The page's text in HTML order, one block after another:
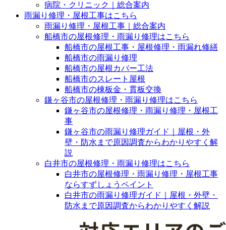
病院・クリニック｜総合案内
雨漏り修理・屋根工事はこちら
雨漏り修理・屋根工事｜総合案内
船橋市の屋根修理・雨漏り修理はこちら
船橋市の屋根工事・屋根修理・雨漏れ修繕
船橋市の雨漏り修理
船橋市の屋根カバー工法
船橋市のスレート屋根
船橋市の棟板金・貫板交換
鎌ヶ谷市の屋根修理・雨漏り修理はこちら
鎌ヶ谷市の屋根修理・雨漏り修理・屋根工
事
鎌ヶ谷市の雨漏り修理ガイド｜屋根・外
壁・防水まで原因調査からわかりやすく解
説
白井市の屋根修理・雨漏り修理はこちら
白井市の屋根修理・雨漏り修理・屋根工事
ならすずしょうペイント
白井市の雨漏り修理ガイド｜屋根・外壁・
防水まで原因調査からわかりやすく解説